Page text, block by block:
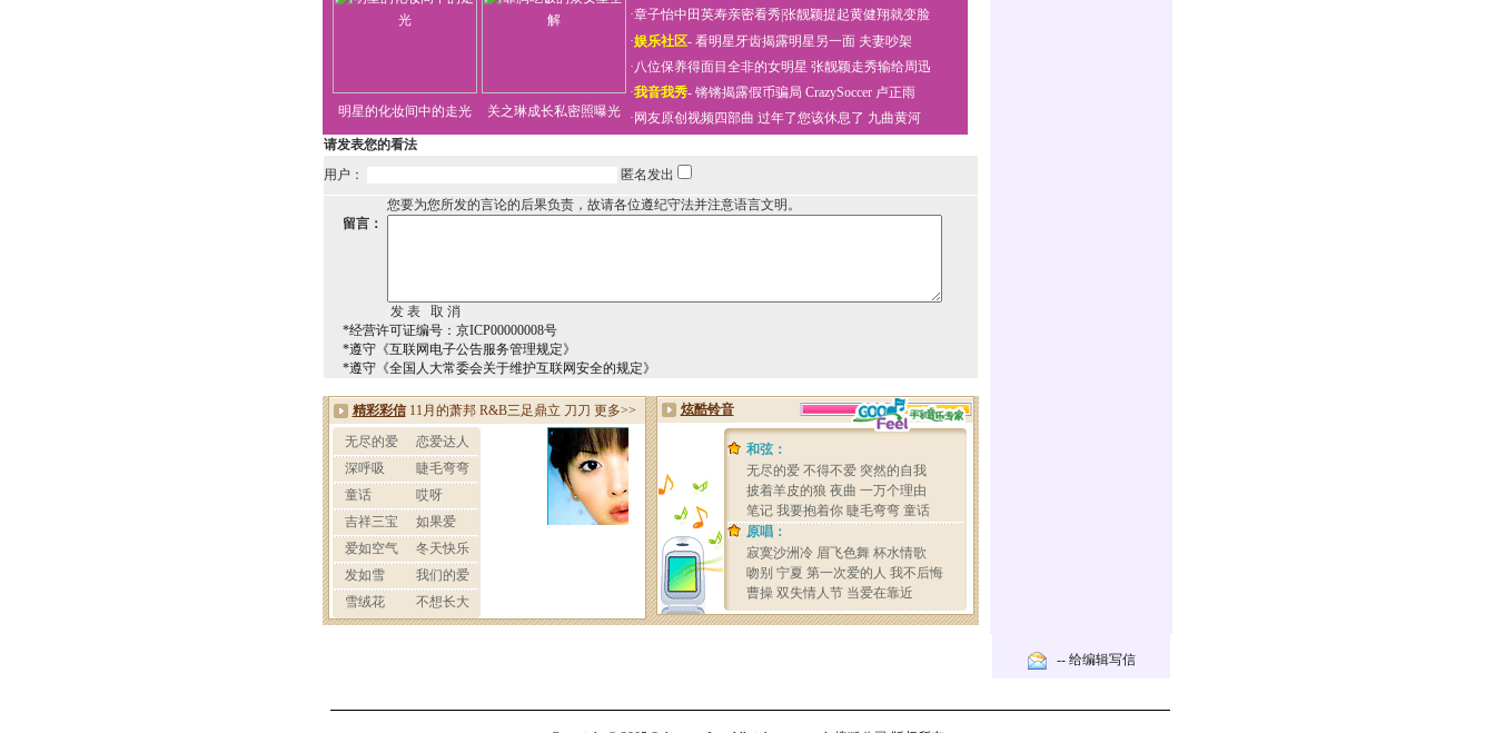
明星的化妆间中的走光 关之琳成长私密照曝光
·章子怡中田英寿亲密看秀张靓颖提起黄健翔就变脸
·娱乐社区- 看明星牙齿揭露明星另一面 夫妻吵架
·八位保养得面目全非的女明星 张靓颖走秀输给周迅
·我音我秀- 锵锵揭露假币骗局 CrazySoccer 卢正雨
· 网友原创视频四部曲 过年了您该休息了 九曲黄河
请发表您的看法
用户：
匿名发出
您要为您所发的言论的后果负责，故请各位遵纪守法并注意语言文明。
留言：
*经营许可证编号：京ICP00000008号
*遵守《互联网电子公告服务管理规定》
*遵守《全国人大常委会关于维护互联网安全的规定》
-- 给编辑写信